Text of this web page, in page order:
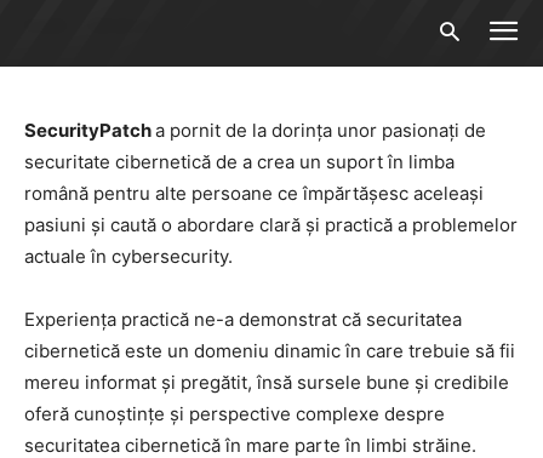
SecurityPatcha pornit de la dorința unor pasionați de
securitate cibernetică de a crea un suport în limba
română pentru alte persoane ce împărtășesc aceleași
pasiuni și caută o abordare clară și practică a problemelor
actuale în cybersecurity.
Experiența practică ne-a demonstrat că securitatea
cibernetică este un domeniu dinamic în care trebuie să fii
mereu informat și pregătit, însă sursele bune și credibile
oferă cunoștințe și perspective complexe despre
securitatea cibernetică în mare parte în limbi străine.